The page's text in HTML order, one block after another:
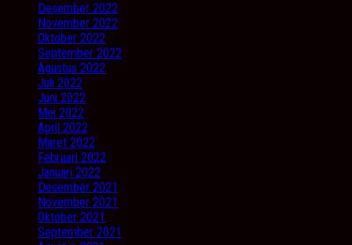
Desember 2022
November 2022
Oktober 2022
September 2022
Agustus 2022
Juli 2022
Juni 2022
Mei 2022
April 2022
Maret 2022
Februari 2022
Januari 2022
Desember 2021
November 2021
Oktober 2021
September 2021